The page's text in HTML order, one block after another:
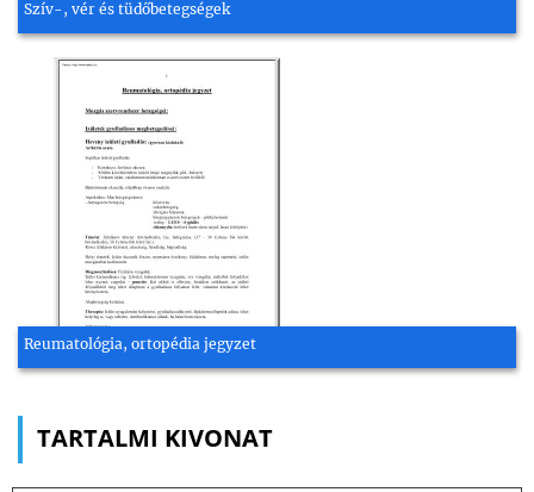
Szív-, vér és tüdőbetegségek
Reumatológia, ortopédia jegyzet
TARTALMI KIVONAT